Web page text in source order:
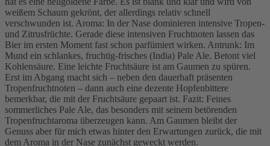
weißem Schaum gekrönt, der allerdings relativ schnell
verschwunden ist. Aroma: In der Nase dominieren intensive Tropen-
und Zitrusfrüchte. Gerade diese intensiven Fruchtnoten lassen das
Bier im ersten Moment fast schon parfümiert wirken. Antrunk: Im
Mund ein schlankes, fruchtig-frisches (India) Pale Ale. Betont viel
Kohlensäure. Eine leichte Fruchtsäure ist am Gaumen zu spüren.
Erst im Abgang macht sich – neben den dauerhaft präsenten
Tropenfruchtnoten – dann auch eine dezente Hopfenbittere
bemerkbar, die mit der Fruchtsäure gepaart ist. Fazit: Feines
sommerliches Pale Ale, das besonders mit seinem betörenden
Tropenfruchtaroma überzeugen kann. Am Gaumen bleibt der
Genuss aber für mich etwas hinter den Erwartungen zurück, die mit
dem Aroma in der Nase zunächst geweckt werden.